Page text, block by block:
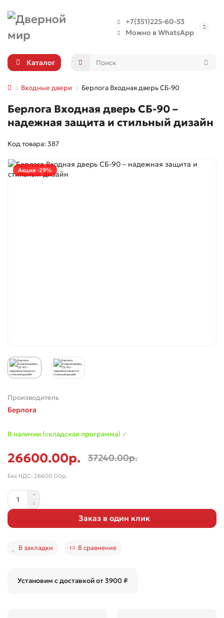
+7(351)225-60-53
Можно в WhatsApp
Каталог
Входные двери Берлога Входная дверь СБ-90
Берлога Входная дверь СБ-90 –
надежная защита и стильный дизайн
Код товара: 387
Акция -29%
Производитель
Берлога
В наличии (складская программа) ✓
26600.00р. 37240.00р.
Без НДС: 26600.00р.
Заказ в один клик
В закладки В сравнение
Установим с доставкой от 3900 ₽